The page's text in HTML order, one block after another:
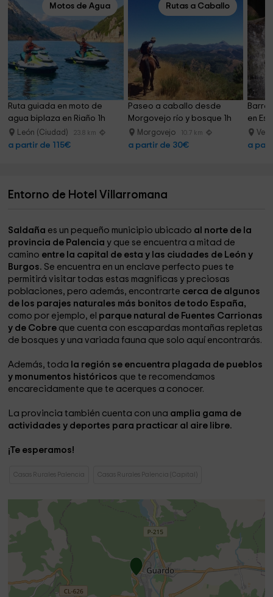
Motos de Agua
Ruta guiada en moto de
agua biplaza en Riaño 1h
León (Ciudad) 23.8 km
a partir de 115€
Rutas a Caballo
Paseo a caballo desde
Morgovejo río y bosque 1h
Morgovejo 10.7 km
a partir de 30€
en
a
Entorno de Hotel Villarromana
Saldaña es un pequeño municipio ubicado al norte de la
provincia de Palencia y que se encuentra a mitad de
camino entre la capital de esta y las ciudades de León y
Burgos. Se encuentra en un enclave perfecto pues te
permitirá visitar todas estas magnificas y preciosas
poblaciones, pero además, encontrarte cerca de algunos
de los parajes naturales más bonitos de todo España,
como por ejemplo, el parque natural de Fuentes Carrionas
y de Cobre que cuenta con escapardas montañas repletas
de bosques y una variada fauna que solo aquí encontrarás.
Además, toda la región se encuentra plagada de pueblos
y monumentos históricos que te recomendamos
encarecidamente que te acerques a conocer.
La provincia también cuenta con una amplia gama de
actividades y deportes para practicar al aire libre.
¡Te esperamos!
Casas Rurales Palencia Casas Rurales Palencia (Capital)